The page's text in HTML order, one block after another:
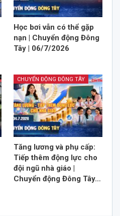
Học bơi vẫn có thể gặp
nạn | Chuyển động Đông
Tây | 06/7/2026
CHUYỂN ĐỘNG ĐÔNG TÂY
Tăng lương và phụ cấp:
Tiếp thêm động lực cho
đội ngũ nhà giáo |
Chuyển động Đông Tây…